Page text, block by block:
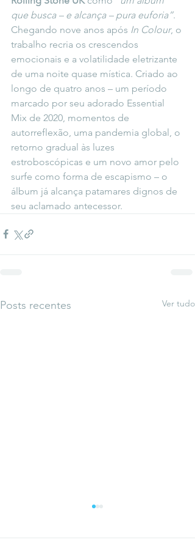
que busca – e alcança – pura euforia”.
Chegando nove anos após In Colour, o
trabalho recria os crescendos
emocionais e a volatilidade eletrizante
de uma noite quase mística. Criado ao
longo de quatro anos – um período
marcado por seu adorado Essential
Mix de 2020, momentos de
autorreflexão, uma pandemia global, o
retorno gradual às luzes
estroboscópicas e um novo amor pelo
surfe como forma de escapismo – o
álbum já alcança patamares dignos de
seu aclamado antecessor.
Posts recentes Ver tudo